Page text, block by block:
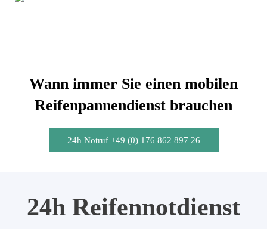
Wann immer Sie einen mobilen
Reifenpannendienst brauchen
24h Notruf +49 (0) 176 862 897 26
24h Reifennotdienst